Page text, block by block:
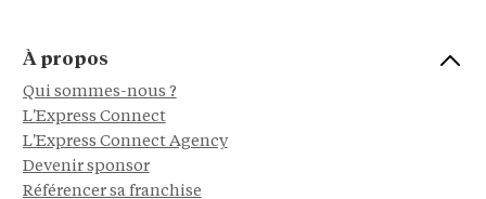
À propos
Qui sommes-nous ?
L'Express Connect
L'Express Connect Agency
Devenir sponsor
Référencer sa franchise